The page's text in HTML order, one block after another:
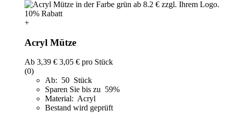
10% Rabatt
+
Acryl Mütze
Ab 3,39 € 3,05 € pro Stück
(0)
Ab: 50 Stück
Sparen Sie bis zu 59%
Material: Acryl
Bestand wird geprüft